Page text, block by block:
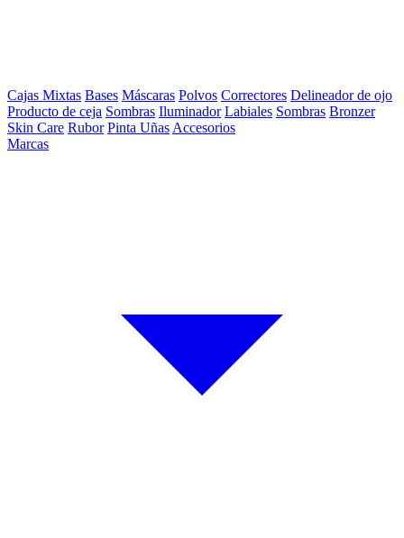
Cajas Mixtas Bases Máscaras Polvos Correctores Delineador de ojo
Producto de ceja Sombras Iluminador Labiales Sombras Bronzer
Skin Care Rubor Pinta Uñas Accesorios
Marcas